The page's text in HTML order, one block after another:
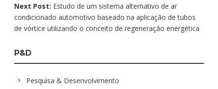
Next Post: Estudo de um sistema alternativo de ar
condicionado automotivo baseado na aplicação de tubos
de vórtice utilizando o conceito de regeneração energética
P&D
Pesquisa & Desenvolvimento